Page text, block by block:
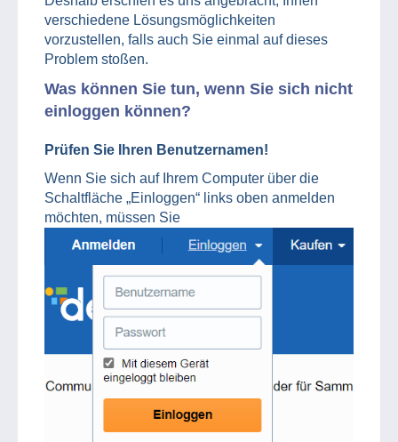
verschiedene Lösungsmöglichkeiten
vorzustellen, falls auch Sie einmal auf dieses
Problem stoßen.
Was können Sie tun, wenn Sie sich nicht
einloggen können?
Prüfen Sie Ihren Benutzernamen!
Wenn Sie sich auf Ihrem Computer über die
Schaltfläche „Einloggen“ links oben anmelden
möchten, müssen Sie